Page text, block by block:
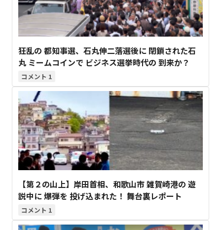
狂乱の 都知事選、石丸伸二落選後に 閉鎖された石
丸 ミームコインで ビジネス選挙時代の 到来か？
1
【第２の山上】岸田首相、和歌山市 雑賀崎港の 遊
説中に 爆弾を 投げ込まれた！ 舞台裏レポート
1